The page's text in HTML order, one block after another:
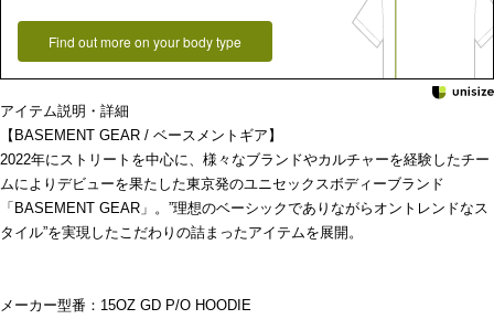
Find out more on your body type
アイテム説明・詳細
【BASEMENT GEAR / ベースメントギア】
2022年にストリートを中心に、様々なブランドやカルチャーを経験したチー
ムによりデビューを果たした東京発のユニセックスボディーブランド
「BASEMENT GEAR」。”理想のベーシックでありながらオントレンドなス
タイル”を実現したこだわりの詰まったアイテムを展開。
メーカー型番：15OZ GD P/O HOODIE